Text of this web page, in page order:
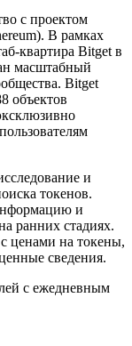
с проектом
В рамках
квартира Bitget в
масштабный
Bitget
объектов
и
токенов.
и
ранних стадиях.
ценами на токены,
сведения.
с ежедневным